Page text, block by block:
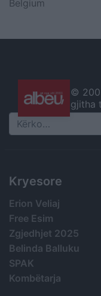
Belgium
©
gjitha
Search
Kryesore
Erion Veliaj
Free Esim
Zgjedhjet 2025
Belinda Balluku
SPAK
Kombëtarja